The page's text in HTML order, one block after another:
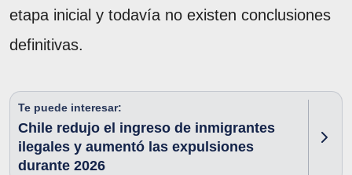
etapa inicial y todavía no existen conclusiones
definitivas.
Te puede interesar:
Chile redujo el ingreso de inmigrantes
ilegales y aumentó las expulsiones
durante 2026